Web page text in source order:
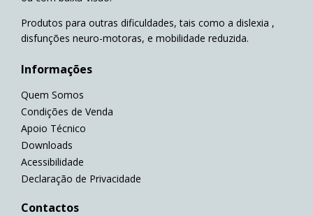
Produtos para outras dificuldades, tais como a dislexia ,
disfunções neuro-motoras, e mobilidade reduzida.
Informações
Quem Somos
Condições de Venda
Apoio Técnico
Downloads
Acessibilidade
Declaração de Privacidade
Contactos